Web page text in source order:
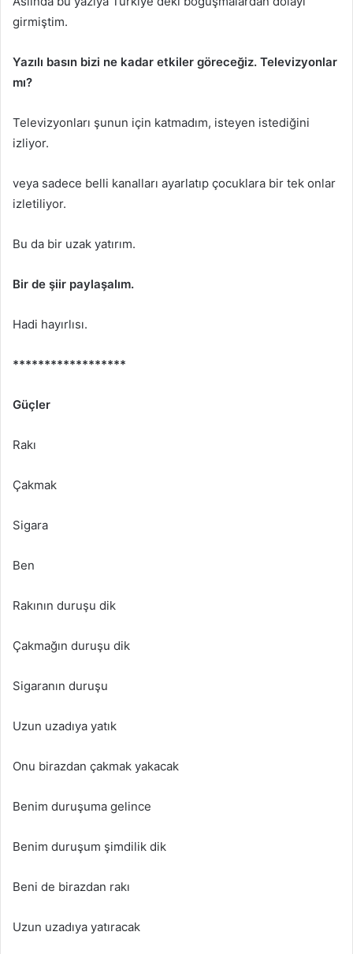
girmiştim.
Yazılı basın bizi ne kadar etkiler göreceğiz. Televizyonlar
mı?
Televizyonları şunun için katmadım, isteyen istediğini
izliyor.
veya sadece belli kanalları ayarlatıp çocuklara bir tek onlar
izletiliyor.
Bu da bir uzak yatırım.
Bir de şiir paylaşalım.
Hadi hayırlısı.
******************
Güçler
Rakı
Çakmak
Sigara
Ben
Rakının duruşu dik
Çakmağın duruşu dik
Sigaranın duruşu
Uzun uzadıya yatık
Onu birazdan çakmak yakacak
Benim duruşuma gelince
Benim duruşum şimdilik dik
Beni de birazdan rakı
Uzun uzadıya yatıracak